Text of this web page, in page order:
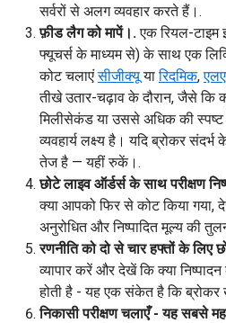
सर्वरों से अलग व्यवहार करते हैं।.
फ़ीड लैग को मापें।.एक रियल-टाइम
फ्यूचर्स के माध्यम से) के साथ एक
कोट चलाएंसीजीक्यूयारिदमिक,
तीखे उतार-चढ़ाव के दौरान, जैसे कि
मिलीसेकंड या उससे अधिक की
व्यवहार्य लक्ष्य है। यदि ब्रोकर
तेज है — यहीं रुकें।.
छोटे लाइव ऑर्डर्स के साथ परीक्षण
क्या आपको फिर से कोट किया गया,
अनुरोधित और निष्पादित मूल्य की
रणनीति को दो से चार हफ्तों के लिए
व्यापार करें और देखें कि क्या
होती है - यह एक संकेत है कि ब्रोकर
निकासी परीक्षण चलाएँ - यह सबसे